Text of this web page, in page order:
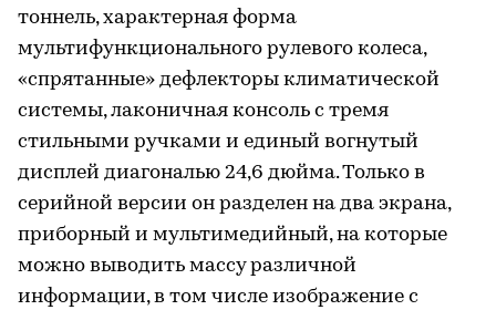
тоннель, характерная форма
мультифункционального рулевого колеса,
«спрятанные» дефлекторы климатической
системы, лаконичная консоль с тремя
стильными ручками и единый вогнутый
дисплей диагональю 24,6 дюйма. Только в
серийной версии он разделен на два экрана,
приборный и мультимедийный, на которые
можно выводить массу различной
информации, в том числе изображение с